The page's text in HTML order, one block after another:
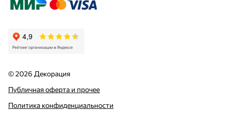
© 2026 Декорация
Публичная оферта и прочее
Политика конфиденциальности